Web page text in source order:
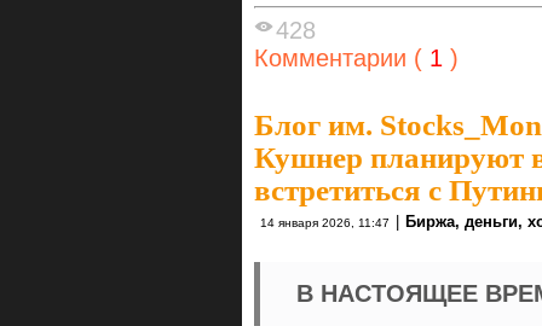
428
Комментарии ( 1 )
Блог им.
Кушнер планируют
встретиться с
14 января 2026, 11:47 | Биржа, деньги,
В НАСТОЯЩЕЕ